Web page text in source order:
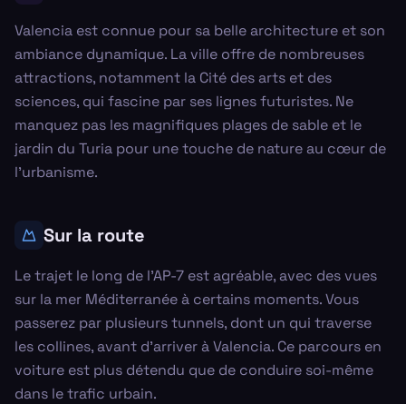
Valencia est connue pour sa belle architecture et son
ambiance dynamique. La ville offre de nombreuses
attractions, notamment la Cité des arts et des
sciences, qui fascine par ses lignes futuristes. Ne
manquez pas les magnifiques plages de sable et le
jardin du Turia pour une touche de nature au cœur de
l'urbanisme.
Sur la route
Le trajet le long de l'AP-7 est agréable, avec des vues
sur la mer Méditerranée à certains moments. Vous
passerez par plusieurs tunnels, dont un qui traverse
les collines, avant d'arriver à Valencia. Ce parcours en
voiture est plus détendu que de conduire soi-même
dans le trafic urbain.